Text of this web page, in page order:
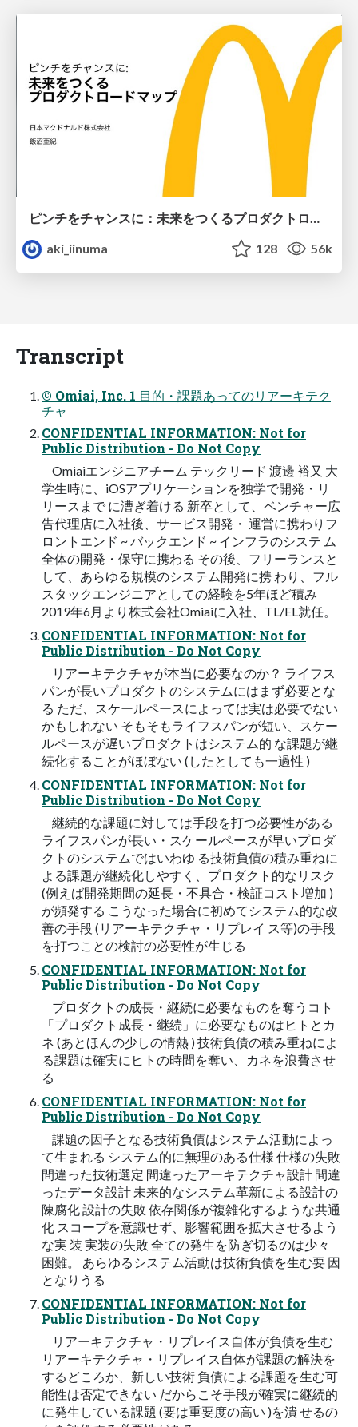
ピンチをチャンスに：未来をつくるプロダクトロードマップ #pmconf2020
aki_iinuma
128 56k
Transcript
© Omiai, Inc. 1 目的・課題あってのリアーキテク
チャ
CONFIDENTIAL INFORMATION: Not for
Public Distribution - Do Not Copy
Omiaiエンジニアチーム テックリード 渡邊 裕又 大
学生時に、iOSアプリケーションを独学で開発・リ
リースまで に漕ぎ着ける 新卒として、ベンチャー広
告代理店に入社後、サービス開発・ 運営に携わりフ
ロントエンド ~ バックエンド ~ インフラのシステ ム
全体の開発・保守に携わる その後、フリーランスと
して、あらゆる規模のシステム開発に携 わり、フル
スタックエンジニアとしての経験を5年ほど積み
2019年6月より株式会社Omiaiに入社、TL/EL就任。
CONFIDENTIAL INFORMATION: Not for
Public Distribution - Do Not Copy
リアーキテクチャが本当に必要なのか？ ライフス
パンが長いプロダクトのシステムにはまず必要とな
る ただ、スケールペースによっては実は必要でない
かもしれない そもそもライフスパンが短い、スケー
ルペースが遅いプロダクトはシステム的 な課題が継
続化することがほぼない (したとしても一過性 )
CONFIDENTIAL INFORMATION: Not for
Public Distribution - Do Not Copy
継続的な課題に対しては手段を打つ必要性がある
ライフスパンが長い・スケールペースが早いプロダ
クトのシステムではいわゆ る技術負債の積み重ねに
よる課題が継続化しやすく、プロダクト的なリスク
(例えば開発期間の延長・不具合・検証コスト増加 )
が頻発する こうなった場合に初めてシステム的な改
善の手段 (リアーキテクチャ・リプレイ ス等)の手段
を打つことの検討の必要性が生じる
CONFIDENTIAL INFORMATION: Not for
Public Distribution - Do Not Copy
プロダクトの成長・継続に必要なものを奪うコト
「プロダクト成長・継続」に必要なものはヒトとカ
ネ (あとほんの少しの情熱 ) 技術負債の積み重ねによ
る課題は確実にヒトの時間を奪い、カネを浪費させ
る
CONFIDENTIAL INFORMATION: Not for
Public Distribution - Do Not Copy
課題の因子となる技術負債はシステム活動によっ
て生まれる システム的に無理のある仕様 仕様の失敗
間違った技術選定 間違ったアーキテクチャ設計 間違
ったデータ設計 未来的なシステム革新による設計の
陳腐化 設計の失敗 依存関係が複雑化するような共通
化 スコープを意識せず、影響範囲を拡大させるよう
な実 装 実装の失敗 全ての発生を防ぎ切るのは少々
困難。 あらゆるシステム活動は技術負債を生む要 因
となりうる
CONFIDENTIAL INFORMATION: Not for
Public Distribution - Do Not Copy
リアーキテクチャ・リプレイス自体が負債を生む
リアーキテクチャ・リプレイス自体が課題の解決を
するどころか、新しい技術 負債による課題を生む可
能性は否定できない だからこそ手段が確実に継続的
に発生している課題 (要は重要度の高い )を潰 せるの